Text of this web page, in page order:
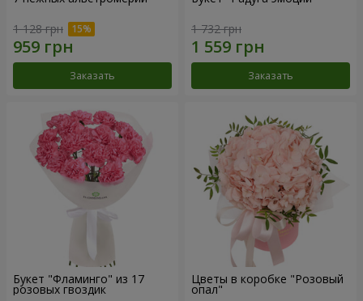
1 128 грн
Заказать
1 732 грн
Заказать
Букет "Фламинго" из 17
розовых гвоздик
Цветы в коробке "Розовый
опал"